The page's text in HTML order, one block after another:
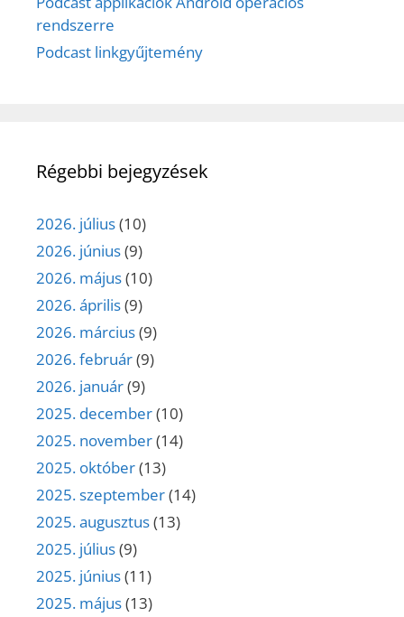
rendszerre
Podcast linkgyűjtemény
Régebbi bejegyzések
2026. július(10)
2026. június(9)
2026. május(10)
2026. április(9)
2026. március(9)
2026. február(9)
2026. január(9)
2025. december(10)
2025. november(14)
2025. október(13)
2025. szeptember(14)
2025. augusztus(13)
2025. július(9)
2025. június(11)
2025. május(13)